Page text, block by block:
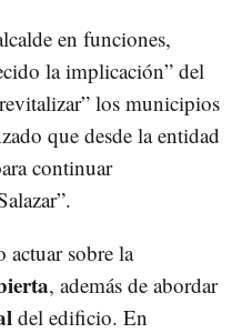
en funciones,
la implicación” del
los municipios
que desde la entidad
continuar
sobre la
, además de abordar
del edificio. En